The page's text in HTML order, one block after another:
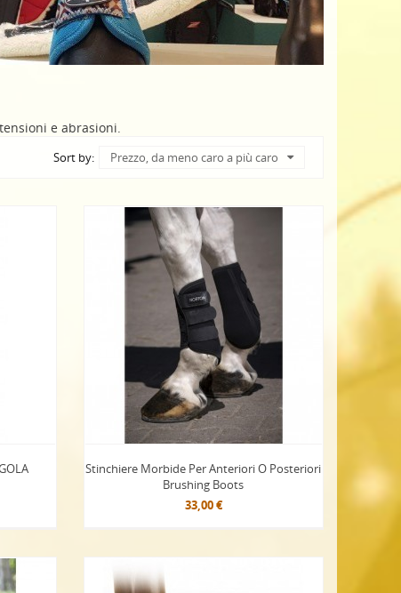
e abrasioni.
Sort by: Prezzo, da meno caro a più caro
Stinchiere Morbide Per Anteriori O Posteriori
Brushing Boots
33,00 €